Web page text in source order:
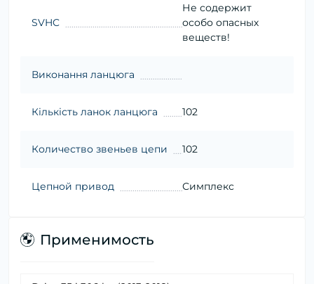
SVHC
Не содержит
особо опасных
веществ!
Виконання ланцюга
Кількість ланок ланцюга 102
Количество звеньев цепи 102
Цепной привод Симплекс
Применимость